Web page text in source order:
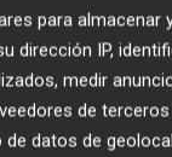
para almacenar
dirección IP,
medir
de terceros
datos de